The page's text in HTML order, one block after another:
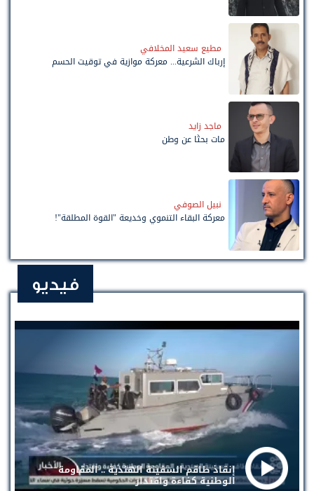
مطيع سعيد المخلافي
إرباك الشرعية... معركة موازية في توقيت الحسم
ماجد زايد
مات بحثًا عن وطن
نبيل الصوفي
معركة البقاء التنموي وخديعة "القوة المطلقة"!
فيديو
إنقاذ طاقم السفينة الهندية .. المقاومة
الوطنية كفاءة واقتدار